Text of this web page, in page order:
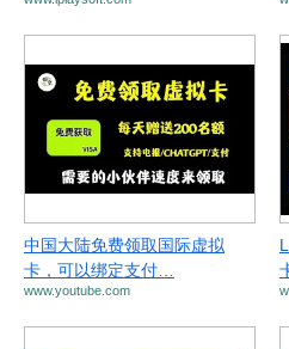
中国大陆免费领取国际虚拟
卡，可以绑定支付…
www.youtube.com